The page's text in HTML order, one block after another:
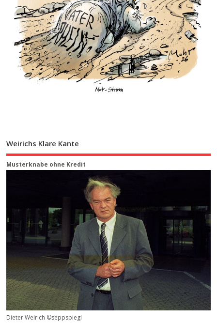
Weirichs Klare Kante
Musterknabe ohne Kredit
Dieter Weirich ©seppspiegl